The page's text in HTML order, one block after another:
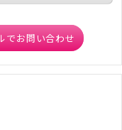
でお問い合わせ